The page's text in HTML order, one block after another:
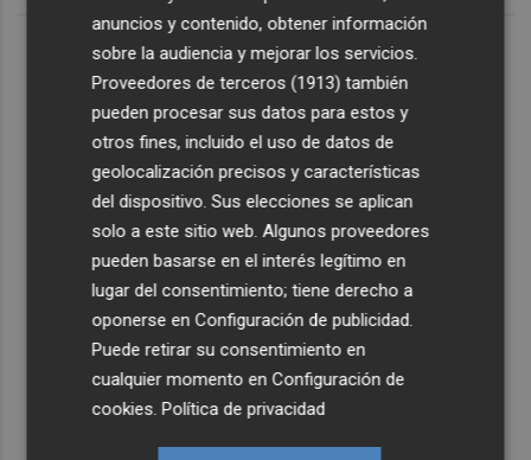
anuncios y contenido, obtener información
sobre la audiencia y mejorar los servicios.
Proveedores de terceros (1913) también
pueden procesar sus datos para estos y
otros fines, incluido el uso de datos de
geolocalización precisos y características
del dispositivo. Sus elecciones se aplican
solo a este sitio web. Algunos proveedores
pueden basarse en el interés legítimo en
lugar del consentimiento; tiene derecho a
oponerse enConfiguración de publicidad
Puede retirar su consentimiento en
cualquier momento enConfiguración de
cookies .Política de privacidad